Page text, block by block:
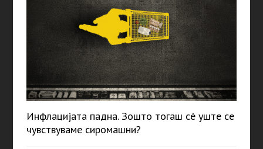
Инфлацијата падна. Зошто тогаш сè уште се
чувствуваме сиромашни?